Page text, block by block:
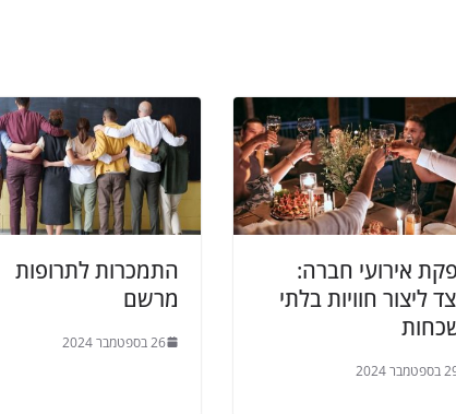
אירועי חברה:
ליצור חוויות בלתי
2024
התמכרות לתרופות
מרשם
26 בספטמבר 2024